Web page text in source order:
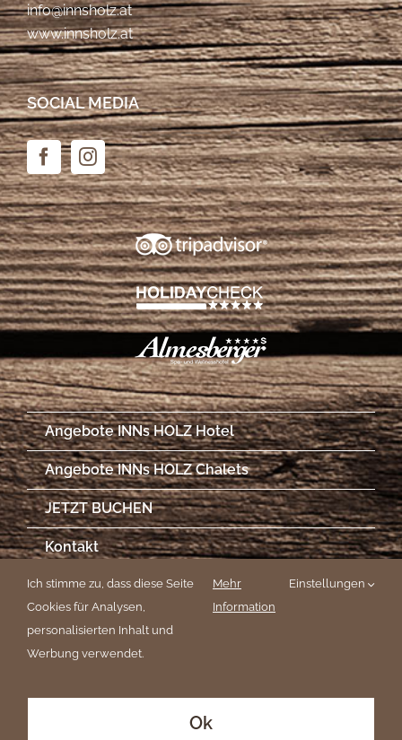
info@innsholz.at
www.innsholz.at
SOCIAL MEDIA
Angebote INNs HOLZ Hotel
Angebote INNs HOLZ Chalets
JETZT BUCHEN
Kontakt
Impressionen
Newsletter
Impressum
Ich stimme zu, dass diese Seite
Cookies für Analysen,
personalisierten Inhalt und
Werbung verwendet.
Mehr
Information
Einstellungen
Ok